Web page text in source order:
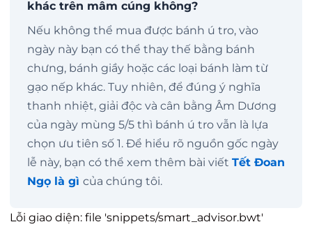
khác trên mâm cúng không?
Nếu không thể mua được bánh ú tro, vào
ngày này bạn có thể thay thế bằng bánh
chưng, bánh giầy hoặc các loại bánh làm từ
gạo nếp khác. Tuy nhiên, để đúng ý nghĩa
thanh nhiệt, giải độc và cân bằng Âm Dương
của ngày mùng 5/5 thì bánh ú tro vẫn là lựa
chọn ưu tiên số 1. Để hiểu rõ nguồn gốc ngày
lễ này, bạn có thể xem thêm bài viết Tết Đoan
Ngọ là gì của chúng tôi.
Lỗi giao diện: file 'snippets/smart_advisor.bwt'